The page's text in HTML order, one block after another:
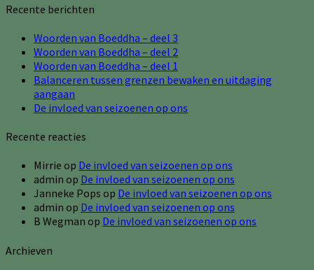
Recente berichten
Woorden van Boeddha – deel 3
Woorden van Boeddha – deel 2
Woorden van Boeddha – deel 1
Balanceren tussen grenzen bewaken en uitdaging
aangaan
De invloed van seizoenen op ons
Recente reacties
Mirrie op De invloed van seizoenen op ons
admin op De invloed van seizoenen op ons
Janneke Pops op De invloed van seizoenen op ons
admin op De invloed van seizoenen op ons
B Wegman op De invloed van seizoenen op ons
Archieven